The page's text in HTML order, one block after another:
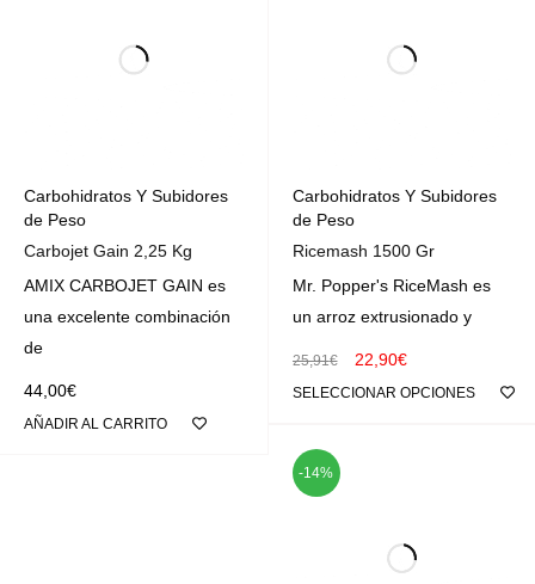
Carbohidratos Y Subidores
de Peso
Carbojet Gain 2,25 Kg
AMIX CARBOJET GAIN es
una excelente combinación
de
44,00€
AÑADIR AL CARRITO
Carbohidratos Y Subidores
de Peso
Ricemash 1500 Gr
Mr. Popper's RiceMash es
un arroz extrusionado y
25,91€ 22,90€
SELECCIONAR OPCIONES
-14%